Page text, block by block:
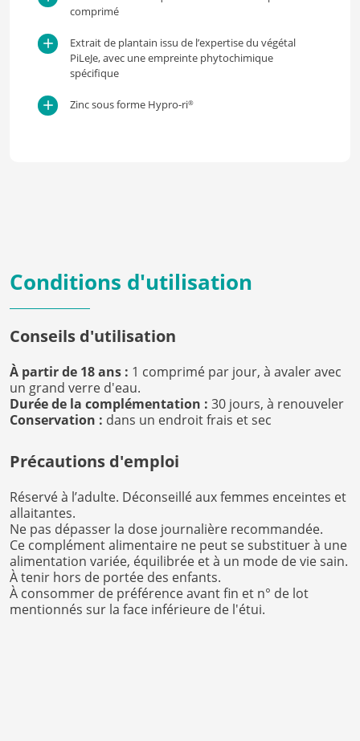
comprimé
Extrait de plantain issu de l’expertise du végétal
PiLeJe, avec une empreinte phytochimique
spécifique
Zinc sous forme Hypro-ri®
Conditions d'utilisation
Conseils d'utilisation
À partir de 18 ans : 1 comprimé par jour, à avaler avec
un grand verre d'eau.
Durée de la complémentation : 30 jours, à renouveler
Conservation : dans un endroit frais et sec
Précautions d'emploi
Réservé à l’adulte. Déconseillé aux femmes enceintes et
allaitantes.
Ne pas dépasser la dose journalière recommandée.
Ce complément alimentaire ne peut se substituer à une
alimentation variée, équilibrée et à un mode de vie sain.
À tenir hors de portée des enfants.
À consommer de préférence avant fin et n° de lot
mentionnés sur la face inférieure de l'étui.